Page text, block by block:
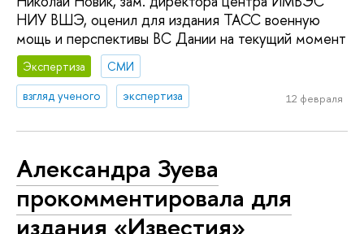
НИУ ВШЭ, оценил для издания ТАСС военную
мощь и перспективы ВС Дании на текущий момент
Экспертиза
СМИ
взгляд ученого
экспертиза 12 февраля
Александра Зуева
прокомментировала для
издания «Известия»